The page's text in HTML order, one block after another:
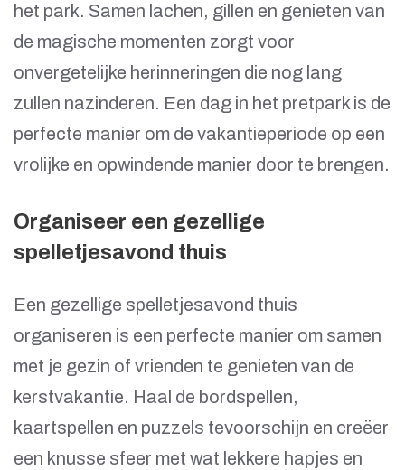
het park. Samen lachen, gillen en genieten van
de magische momenten zorgt voor
onvergetelijke herinneringen die nog lang
zullen nazinderen. Een dag in het pretpark is de
perfecte manier om de vakantieperiode op een
vrolijke en opwindende manier door te brengen.
Organiseer een gezellige
spelletjesavond thuis
Een gezellige spelletjesavond thuis
organiseren is een perfecte manier om samen
met je gezin of vrienden te genieten van de
kerstvakantie. Haal de bordspellen,
kaartspellen en puzzels tevoorschijn en creëer
een knusse sfeer met wat lekkere hapjes en